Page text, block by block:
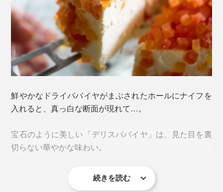
鮮やかなドライパパイヤがまぶされたホールにナイフを
入れると、真っ白な断面が現れて…。
宝石のように美しい「デリスパパイヤ」は、見た目を裏
切らない華やかな味わい。
ミルクのコクとなめらかさ、さわやかな酸味と甘み、パ
続きを読む